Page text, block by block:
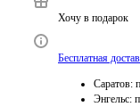
Хочу в подарок
Бесплатная
Саратов:
Энгельс: